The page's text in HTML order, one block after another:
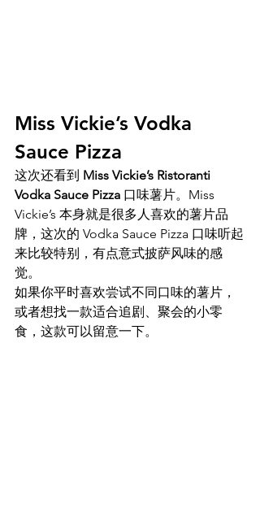
Miss Vickie’s Vodka
Sauce Pizza
这次还看到 Miss Vickie’s Ristoranti
Vodka Sauce Pizza 口味薯片。Miss
Vickie’s 本身就是很多人喜欢的薯片品
牌，这次的 Vodka Sauce Pizza 口味听起
来比较特别，有点意式披萨风味的感
觉。
如果你平时喜欢尝试不同口味的薯片，
或者想找一款适合追剧、聚会的小零
食，这款可以留意一下。